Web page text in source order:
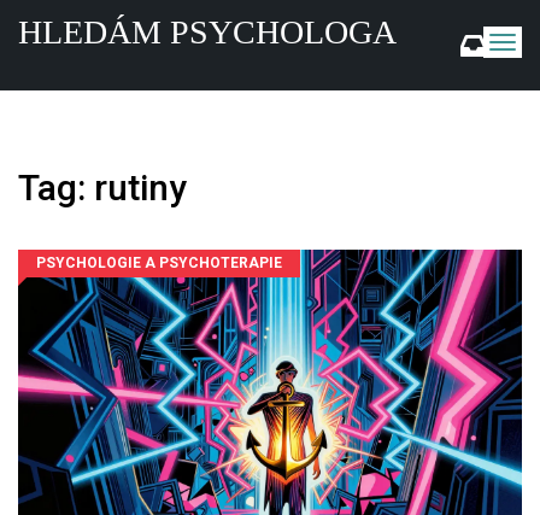
Z
b
i
g
a
c
i
HLEDÁM PSYCHOLOGA
Tag: rutiny
PSYCHOLOGIE A PSYCHOTERAPIE